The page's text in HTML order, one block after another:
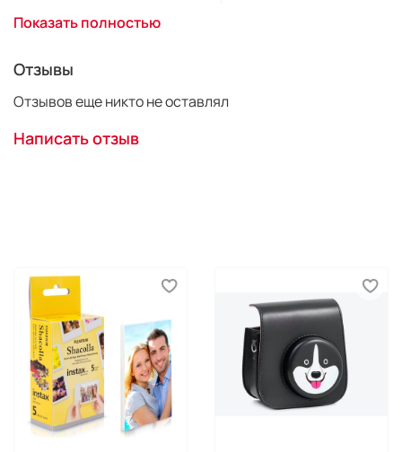
вынимать из кейса. Окошечко для счётчика кадров на
Наличие цвета -необходимо уточнять.
Показать полностью
Отзывы
Отзывов еще никто не оставлял
Написать отзыв